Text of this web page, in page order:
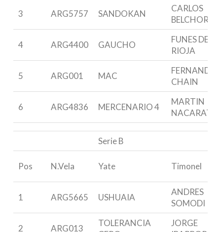
3 ARG5757 SANDOKAN
CARLOS
BELCHOR
4 ARG4400 GAUCHO
FUNES DE
RIOJA
5 ARG001 MAC
FERNANDO
CHAIN
6 ARG4836 MERCENARIO 4
MARTIN
NACARATO
Serie B
Pos N.Vela Yate Timonel
1 ARG5665 USHUAIA
ANDRES
SOMODI
2 ARG013
TOLERANCIA
JORGE